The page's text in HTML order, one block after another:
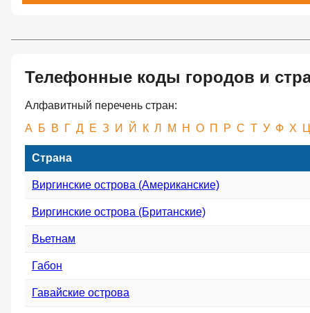
Телефонные коды городов и
Алфавитный перечень стран:
А
Б В Г Д Е З И Й К Л М Н О П Р С Т У Ф Х Ц
Страна
Виргинские острова (Американские)
Виргинские острова (Британские)
Вьетнам
Габон
Гавайские острова